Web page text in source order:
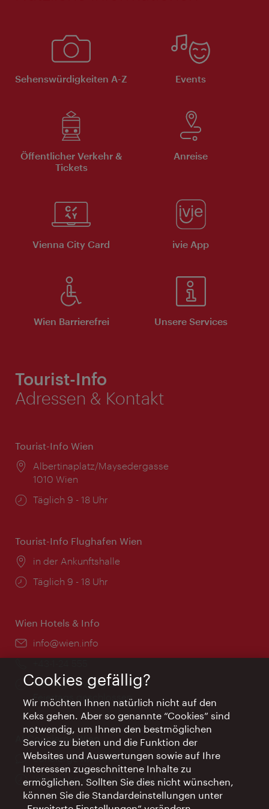
Sehenswürdigkeiten A-Z Events
Öffentlicher Verkehr &
Tickets
Anreise
Vienna City Card ivie App
Wien Barrierefrei Unsere Services
Tourist-Info
Adressen & Kontakt
Tourist-Info Wien
Ort:
Albertinaplatz/Maysedergasse
1010 Wien
Öffnungszeiten:
Täglich 9 - 18 Uhr
Tourist-Info Flughafen Wien
Ort:
in der Ankunftshalle
Öffnungszeiten:
Täglich 9 - 18 Uhr
Wien Hotels & Info
Email:
info@wien.info
Öffnungszeiten:
Montag - Freitag 9 – 17 Uhr
Feiertags geschlossen
AI Concierge Wien
Ort:
concierge.wien.info
Öffnungszeiten:
Informationen rund um die Uhr
Cookies gefällig?
Wir möchten Ihnen natürlich nicht auf den
Keks gehen. Aber so genannte “Cookies” sind
notwendig, um Ihnen den bestmöglichen
Service zu bieten und die Funktion der
Websites und Auswertungen sowie auf Ihre
Interessen zugeschnittene Inhalte zu
ermöglichen. Sollten Sie dies nicht wünschen,
können Sie die Standardeinstellungen unter